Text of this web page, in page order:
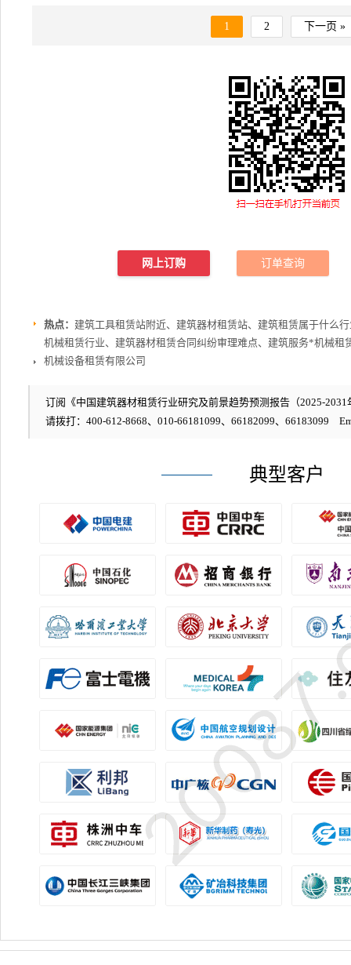
1 2 下一页 »
网上订购 订单查询
热点： 建筑工具租赁站附近、建筑器材租赁站、建筑租赁属于什么
机械租赁行业、建筑器材租赁合同纠纷审理难点、建筑服务*机械租
机械设备租赁有限公司
订阅《中国建筑器材租赁行业研究及前景趋势预测报告（2025-2031
请拨打：400-612-8668、010-66181099、66182099、66183099
典型客户